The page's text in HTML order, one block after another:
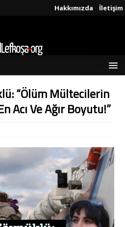
Hakkımızda İletişim
“Ölüm Mültecilerin
Acı Ve Ağır Boyutu!”